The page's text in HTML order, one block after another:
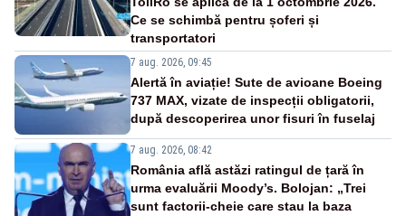
Ce se schimbă pentru șoferi și
transportatori
7 aug. 2026, 09:45
Alertă în aviație! Sute de avioane Boeing
737 MAX, vizate de inspecții obligatorii,
după descoperirea unor fisuri în fuselaj
7 aug. 2026, 08:42
România află astăzi ratingul de țară în
urma evaluării Moody’s. Bolojan: „Trei
sunt factorii-cheie care stau la baza